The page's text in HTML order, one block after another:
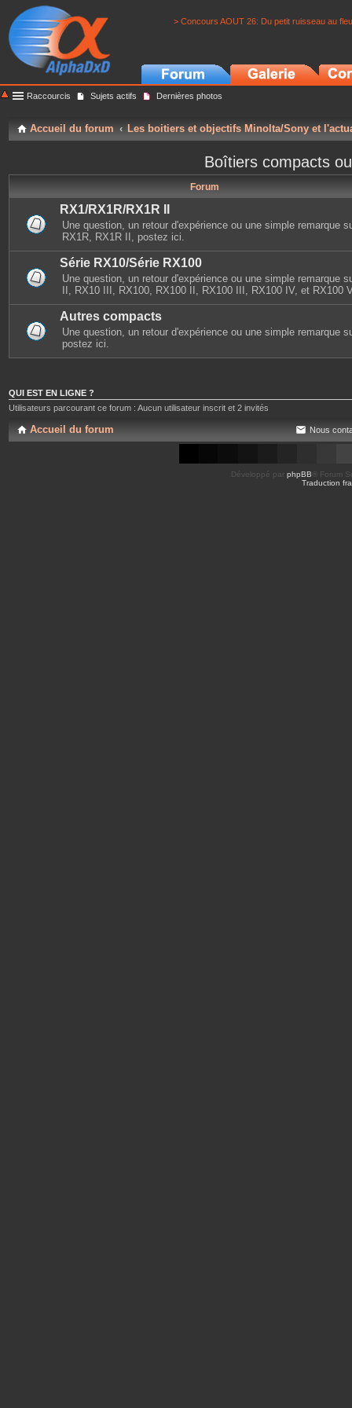
> Concours AOUT 26: Du petit ruisseau au
Raccourcis Sujets actifs Dernières photos
Accueil du forum Les boitiers et objectifs Minolta/Sony et
Boîtiers compacts
Forum
RX1/RX1R/RX1R II
Une question, un retour d'expérience ou une simple remarque
RX1R, RX1R II, postez ici.
Série RX10/Série RX100
Une question, un retour d'expérience ou une simple remarque
II, RX10 III, RX100, RX100 II, RX100 III, RX100 IV, et RX100
Autres compacts
Une question, un retour d'expérience ou une simple remarque
postez ici.
QUI EST EN LIGNE ?
Utilisateurs parcourant ce forum : Aucun utilisateur inscrit et 2 invités
Accueil du forum Nous
Développé par phpBB ® Forum
Traduction